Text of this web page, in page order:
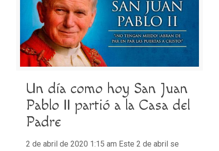
Un día como hoy San Juan
Pablo II partió a la Casa del
Padre
2 de abril de 2020 1:15 am Este 2 de abril se